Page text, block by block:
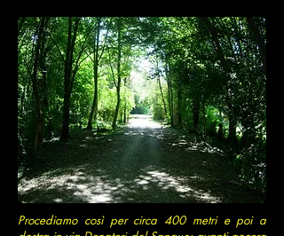
Procediamo così per circa 400 metri e poi a